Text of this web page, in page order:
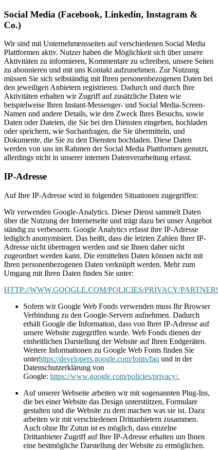
Social Media (Facebook, Linkedin, Instagram &
Co.)
Wir sind mit Unternehmensseiten auf verschiedenen Social Media
Plattformen aktiv. Nutzer haben die Möglichkeit sich über unsere
Aktivitäten zu informieren, Kommentare zu schreiben, unsere Seiten
zu abonnieren und mit uns Kontakt aufzunehmen. Zur Nutzung
müssen Sie sich selbständig mit Ihren personenbezogenen Daten bei
den jeweiligen Anbietern registrieren. Dadurch und durch Ihre
Aktivitäten erhalten wir Zugriff auf zusätzliche Daten wie
beispielweise Ihren Instant-Messenger- und Social Media-Screen-
Namen und andere Details, wie den Zweck Ihres Besuchs, sowie
Daten oder Dateien, die Sie bei den Diensten eingeben, hochladen
oder speichern, wie Suchanfragen, die Sie übermitteln, und
Dokumente, die Sie zu den Diensten hochladen. Diese Daten
werden von uns im Rahmen der Social Media Plattformen genutzt,
allerdings nicht in unserer internen Datenverarbeitung erfasst.
IP-Adresse
Auf Ihre IP-Adresse wird in folgenden Situationen zugegriffen:
Wir verwenden Google-Analytics. Dieser Dienst sammelt Daten
über die Nutzung der Internetseite und trägt dazu bei unser Angebot
ständig zu verbessern. Google Analytics erfasst ihre IP-Adresse
lediglich anonymisiert. Das heißt, dass die letzten Zahlen Ihrer IP-
Adresse nicht übertragen werden und sie Ihnen daher nicht
zugeordnet werden kann. Die ermittelten Daten können nicht mit
Ihren personenbezogenen Daten verknüpft werden. Mehr zum
Umgang mit Ihren Daten finden Sie unter:
HTTP://WWW.GOOGLE.COM/POLICIES/PRIVACY/
Sofern wir Google Web Fonds verwenden muss Ihr Browser
Verbindung zu den Google-Servern aufnehmen. Dadurch
erhält Google die Information, dass von Ihrer IP-Adresse auf
unsere Website zugegriffen wurde. Web Fonds dienen der
einheitlichen Darstellung der Website auf Ihren Endgeräten.
Weitere Informationen zu Google Web Fonts finden Sie
unterhttps://developers.google.com/fonts/faq und in der
Datenschutzerklärung von
Google: https://www.google.com/policies/privacy/.
Auf unserer Webseite arbeiten wir mit sogenannten Plug-Ins,
die bei einer Website das Design unterstützen, Formulare
gestalten und die Website zu dem machen was sie ist. Dazu
arbeiten wir mit verschiedenen Drittanbietern zusammen.
Auch ohne Ihr Zutun ist es möglich, dass einzelne
Drittanbieter Zugriff auf Ihre IP-Adresse erhalten um Ihnen
eine bestmögliche Darstellung der Website zu ermöglichen.